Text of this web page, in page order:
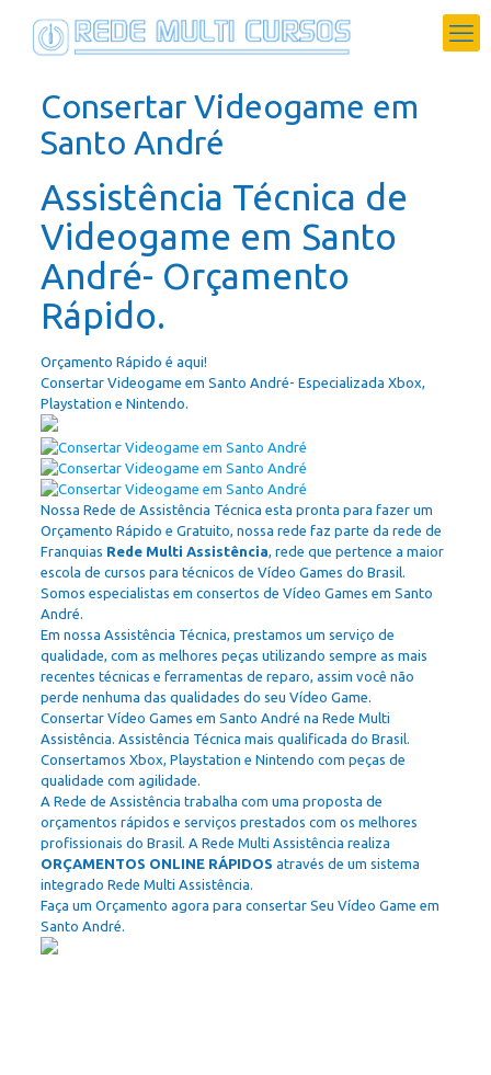
Consertar Videogame em
Santo André
Assistência Técnica de
Videogame em Santo
André- Orçamento
Rápido.
Orçamento Rápido é aqui!
Consertar Videogame em Santo André- Especializada Xbox,
Playstation e Nintendo.
Nossa Rede de Assistência Técnica esta pronta para fazer um
Orçamento Rápido e Gratuito, nossa rede faz parte da rede de
Franquias Rede Multi Assistência, rede que pertence a maior
escola de cursos para técnicos de Vídeo Games do Brasil.
Somos especialistas em consertos de Vídeo Games em Santo
André.
Em nossa Assistência Técnica, prestamos um serviço de
qualidade, com as melhores peças utilizando sempre as mais
recentes técnicas e ferramentas de reparo, assim você não
perde nenhuma das qualidades do seu Vídeo Game.
Consertar Vídeo Games em Santo André na Rede Multi
Assistência. Assistência Técnica mais qualificada do Brasil.
Consertamos Xbox, Playstation e Nintendo com peças de
qualidade com agilidade.
A Rede de Assistência trabalha com uma proposta de
orçamentos rápidos e serviços prestados com os melhores
profissionais do Brasil. A Rede Multi Assistência realiza
ORÇAMENTOS ONLINE RÁPIDOS através de um sistema
integrado Rede Multi Assistência.
Faça um Orçamento agora para consertar Seu Vídeo Game em
Santo André.